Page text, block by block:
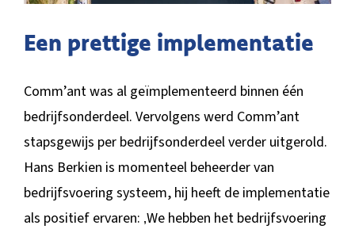
Een prettige implementatie
Comm’ant was al geïmplementeerd binnen één
bedrijfsonderdeel. Vervolgens werd Comm’ant
stapsgewijs per bedrijfsonderdeel verder uitgerold.
Hans Berkien is momenteel beheerder van
bedrijfsvoering systeem, hij heeft de implementatie
als positief ervaren: ‚We hebben het bedrijfsvoering